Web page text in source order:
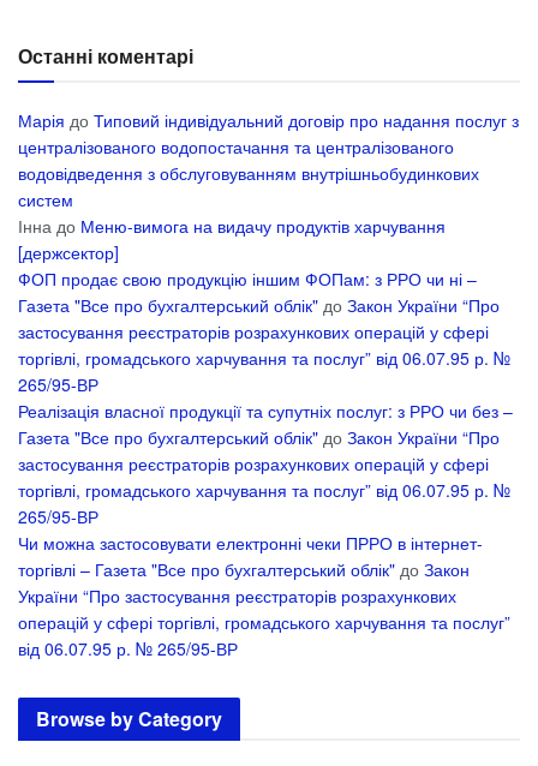
Останні коментарі
Марія до Типовий індивідуальний договір про надання послуг з
централізованого водопостачання та централізованого
водовідведення з обслуговуванням внутрішньобудинкових
систем
Інна до Меню-вимога на видачу продуктів харчування
[держсектор]
ФОП продає свою продукцію іншим ФОПам: з РРО чи ні –
Газета "Все про бухгалтерський облік" до Закон України “Про
застосування реєстраторів розрахункових операцій у сфері
торгівлі, громадського харчування та послуг” від 06.07.95 р. №
265/95-ВР
Реалізація власної продукції та супутніх послуг: з РРО чи без –
Газета "Все про бухгалтерський облік" до Закон України “Про
застосування реєстраторів розрахункових операцій у сфері
торгівлі, громадського харчування та послуг” від 06.07.95 р. №
265/95-ВР
Чи можна застосовувати електронні чеки ПРРО в інтернет-
торгівлі – Газета "Все про бухгалтерський облік" до Закон
України “Про застосування реєстраторів розрахункових
операцій у сфері торгівлі, громадського харчування та послуг”
від 06.07.95 р. № 265/95-ВР
Browse by Category